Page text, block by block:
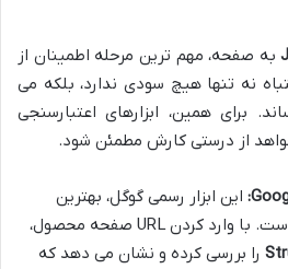
به صفحه، مهم ترین مرحله اطمینان از
نه تنها هیچ سودی ندارد، بلکه می
برای همین، ابزارهای اعتبارسنجی
از درستی کارش مطمئن شود.
این ابزار رسمی گوگل، بهترین
دوست یک وب مستر است. با وارد کردن URL صفحه محصول،
را بررسی کرده و نشان می دهد که